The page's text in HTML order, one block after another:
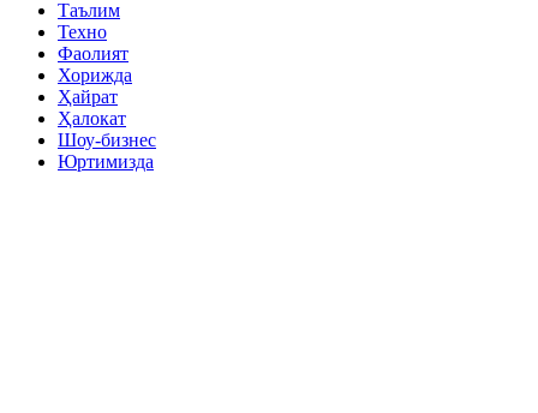
Таълим
Техно
Фаолият
Хорижда
Ҳайрат
Ҳалокат
Шоу-бизнес
Юртимизда